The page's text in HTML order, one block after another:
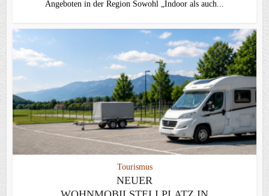
Angeboten in der Region Sowohl „Indoor als auch...
Tourismus
NEUER